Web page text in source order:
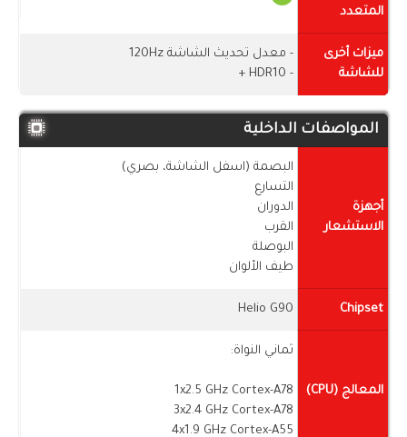
المتعدد
ميزات أخرى
للشاشة
- معدل تحديث الشاشة 120Hz
- HDR10 +
المواصفات الداخلية
أجهزة
الاستشعار
البصمة (اسفل الشاشة، بصري)
التسارع
الدوران
القرب
البوصلة
طيف الألوان
Chipset
Helio G90
المعالج (CPU)
ثماني النواة:
1x2.5 GHz Cortex-A78
3x2.4 GHz Cortex-A78
4x1.9 GHz Cortex-A55